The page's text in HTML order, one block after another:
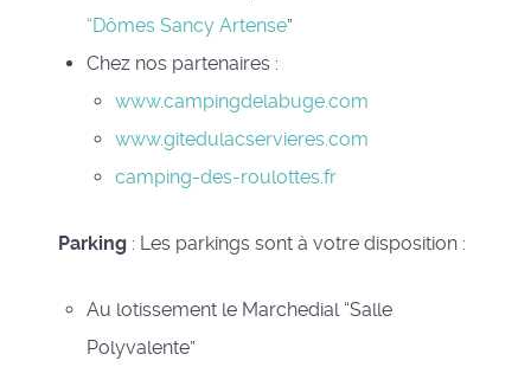
“Dômes Sancy Artense”
Chez nos partenaires :
www.campingdelabuge.com
www.gitedulacservieres.com
camping-des-roulottes.fr
Parking : Les parkings sont à votre disposition :
Au lotissement le Marchedial “Salle
Polyvalente”